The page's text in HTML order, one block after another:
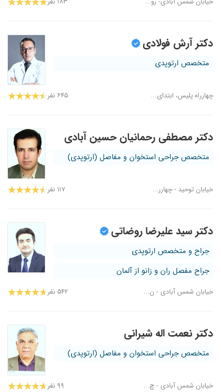
دکتر آرش فولادی
متخصص ارتوپدی
چهارراه پلیس، ابتدای... ۶۴۵ نفر
دکتر مصطفی رحمانیان حسین آبادی
متخصص جراحی استخوان و مفاصل (ارتوپدی)
خیابان توحید - چهارر... ۱۱۷ نفر
دکتر سید علیرضا روضاتی
جراح و متخصص ارتوپدی
جراح مفصل ران و زانو از آلمان
خیابان شمس آبادی - ن... ۵۴۲ نفر
دکتر نعمت اله شیرانی
متخصص جراحی استخوان و مفاصل (ارتوپدی)
خیابان شمس آبادی - چ... ۹۹ نفر